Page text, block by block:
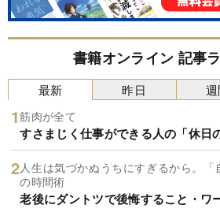
書籍オンライン 記事
最新
筋肉が全て
すさまじく仕事ができる人の「休日
人生は気づかぬうちにすぎるから。
の時間術
老後にダントツで後悔すること・ワ
昨日